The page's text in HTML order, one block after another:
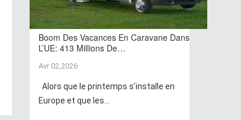
Boom Des Vacances En Caravane Dans
L’UE: 413 Millions De…
Avr 02,2026
Alors que le printemps s’installe en
Europe et que les...